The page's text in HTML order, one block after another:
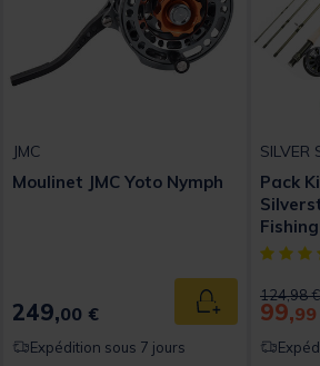
JMC
Moulinet JMC Yoto Nymph
249,00 € Ajouter au
Expédition sous 7 jours
SILVER
Pack
Tube
[object
Price
124,98 €
99,